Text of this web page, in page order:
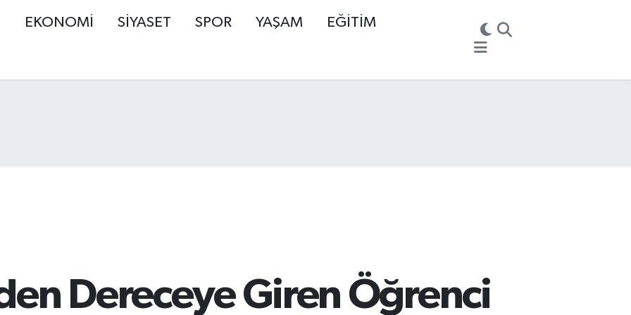
EKONOMİ SİYASET SPOR YAŞAM EĞİTİM
Dereceye Giren Öğrenci